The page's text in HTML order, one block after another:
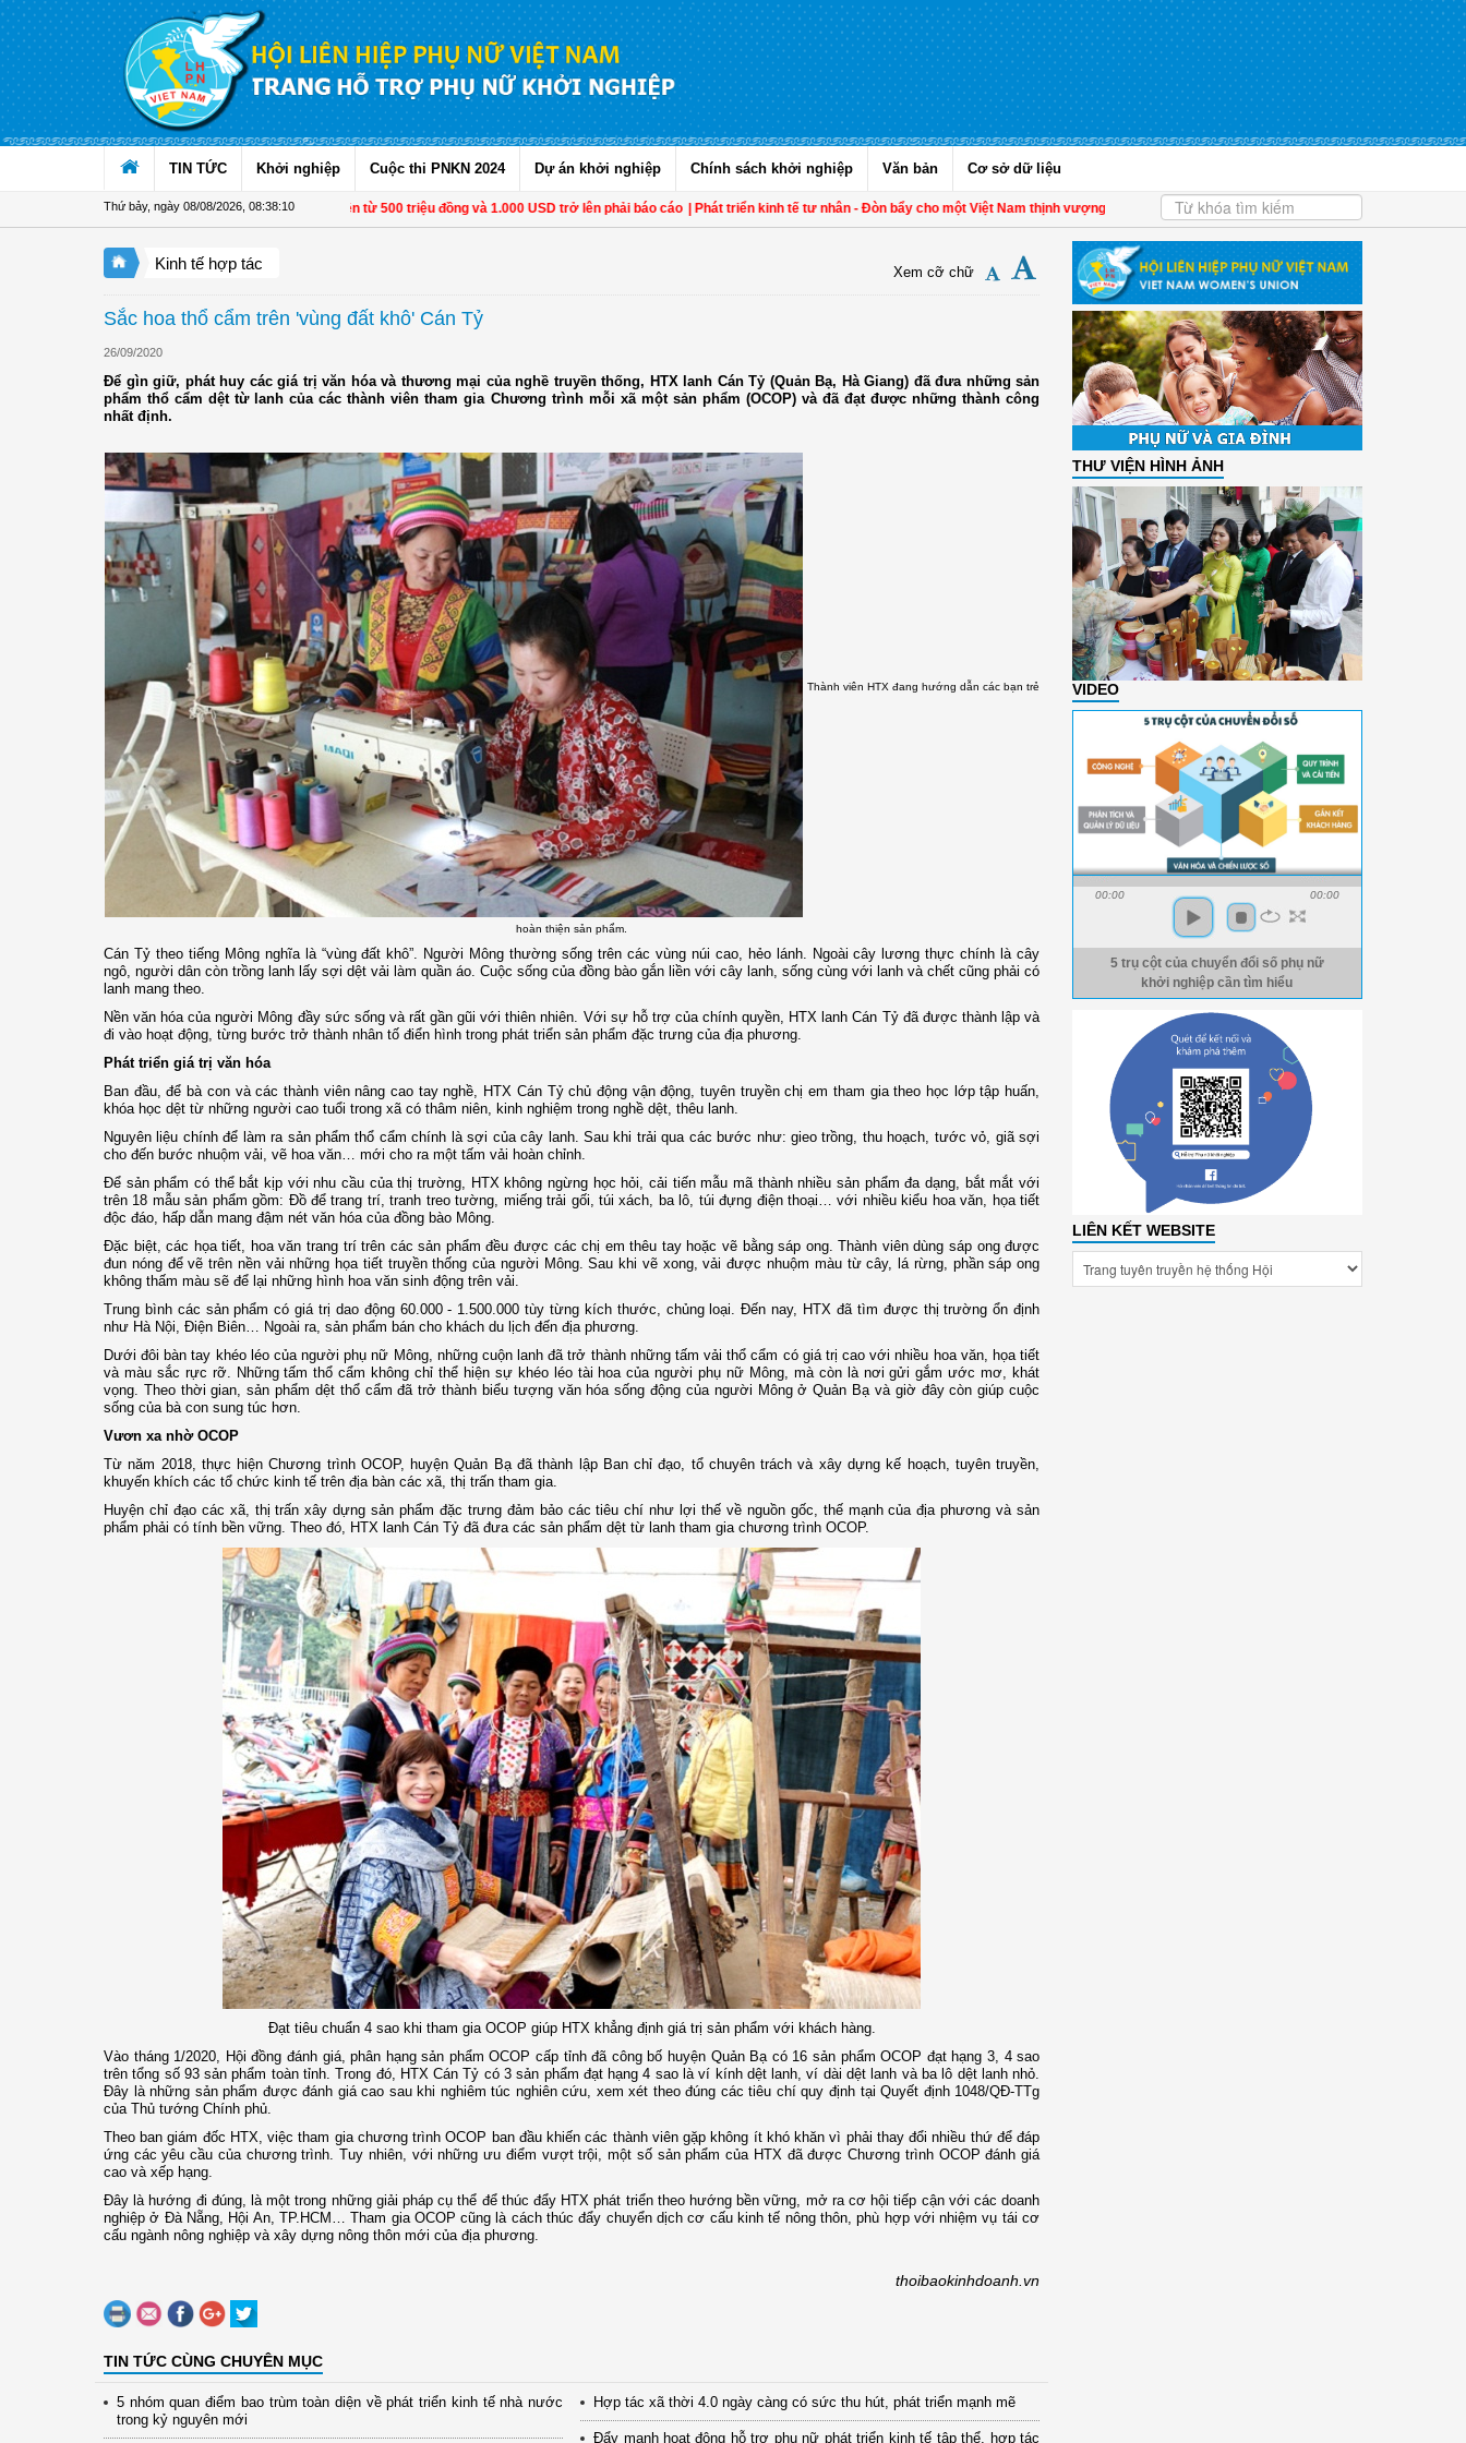
Truy cập nội dung luôn
TIN TỨC Khởi nghiệp Cuộc thi PNKN 2024 Dự án khởi nghiệp Chính sách khởi nghiệp Văn bản Cơ sở dữ liệu
Thứ bảy, ngày 08/08/2026 08:38:11
Từ 1/11, chuyển tiền từ 500 triệu đồng và 1.000 USD trở lên phải báo cáo | Phát triển kinh tế tư nhân - Đòn bẩy cho một Việt Nam thịnh vượng | Hội LHPN tỉnh Kiên Giang biểu dương phụ nữ tiêu biểu trong
Kinh tế hợp tác Xem cỡ chữ
Sắc hoa thổ cẩm trên 'vùng đất khô' Cán Tỷ
26/09/2020
Để gìn giữ, phát huy các giá trị văn hóa và thương mại của nghề truyền thống, HTX lanh Cán Tỷ (Quản Bạ, Hà Giang) đã đưa những sản
phẩm thổ cẩm dệt từ lanh của các thành viên tham gia Chương trình mỗi xã một sản phẩm (OCOP) và đã đạt được những thành công
nhất định.
Thành viên HTX đang hướng dẫn các bạn trẻ
hoàn thiện sản phẩm.
Cán Tỷ theo tiếng Mông nghĩa là “vùng đất khô”. Người Mông thường sống trên các vùng núi cao, hẻo lánh. Ngoài cây lương thực chính là cây
ngô, người dân còn trồng lanh lấy sợi dệt vải làm quần áo. Cuộc sống của đồng bào gắn liền với cây lanh, sống cùng với lanh và chết cũng phải có
lanh mang theo.
Nền văn hóa của người Mông đầy sức sống và rất gần gũi với thiên nhiên. Với sự hỗ trợ của chính quyền, HTX lanh Cán Tỷ đã được thành lập và
đi vào hoạt động, từng bước trở thành nhân tố điển hình trong phát triển sản phẩm đặc trưng của địa phương.
Phát triển giá trị văn hóa
Ban đầu, để bà con và các thành viên nâng cao tay nghề, HTX Cán Tỷ chủ động vận động, tuyên truyền chị em tham gia theo học lớp tập huấn,
khóa học dệt từ những người cao tuổi trong xã có thâm niên, kinh nghiệm trong nghề dệt, thêu lanh.
Nguyên liệu chính để làm ra sản phẩm thổ cẩm chính là sợi của cây lanh. Sau khi trải qua các bước như: gieo trồng, thu hoạch, tước vỏ, giã sợi
cho đến bước nhuộm vải, vẽ hoa văn… mới cho ra một tấm vải hoàn chỉnh.
Để sản phẩm có thể bắt kịp với nhu cầu của thị trường, HTX không ngừng học hỏi, cải tiến mẫu mã thành nhiều sản phẩm đa dạng, bắt mắt với
trên 18 mẫu sản phẩm gồm: Đồ để trang trí, tranh treo tường, miếng trải gối, túi xách, ba lô, túi đựng điện thoại… với nhiều kiểu hoa văn, họa tiết
độc đáo, hấp dẫn mang đậm nét văn hóa của đồng bào Mông.
Đặc biệt, các họa tiết, hoa văn trang trí trên các sản phẩm đều được các chị em thêu tay hoặc vẽ bằng sáp ong. Thành viên dùng sáp ong được
đun nóng để vẽ trên nền vải những họa tiết truyền thống của người Mông. Sau khi vẽ xong, vải được nhuộm màu từ cây, lá rừng, phần sáp ong
không thấm màu sẽ để lại những hình hoa văn sinh động trên vải.
Trung bình các sản phẩm có giá trị dao động 60.000 - 1.500.000 tùy từng kích thước, chủng loại. Đến nay, HTX đã tìm được thị trường ổn định
như Hà Nội, Điện Biên… Ngoài ra, sản phẩm bán cho khách du lịch đến địa phương.
Dưới đôi bàn tay khéo léo của người phụ nữ Mông, những cuộn lanh đã trở thành những tấm vải thổ cẩm có giá trị cao với nhiều hoa văn, họa tiết
và màu sắc rực rỡ. Những tấm thổ cẩm không chỉ thể hiện sự khéo léo tài hoa của người phụ nữ Mông, mà còn là nơi gửi gắm ước mơ, khát
vọng. Theo thời gian, sản phẩm dệt thổ cẩm đã trở thành biểu tượng văn hóa sống động của người Mông ở Quản Bạ và giờ đây còn giúp cuộc
sống của bà con sung túc hơn.
Vươn xa nhờ OCOP
Từ năm 2018, thực hiện Chương trình OCOP, huyện Quản Bạ đã thành lập Ban chỉ đạo, tổ chuyên trách và xây dựng kế hoạch, tuyên truyền,
khuyến khích các tổ chức kinh tế trên địa bàn các xã, thị trấn tham gia.
Huyện chỉ đạo các xã, thị trấn xây dựng sản phẩm đặc trưng đảm bảo các tiêu chí như lợi thế về nguồn gốc, thế mạnh của địa phương và sản
phẩm phải có tính bền vững. Theo đó, HTX lanh Cán Tỷ đã đưa các sản phẩm dệt từ lanh tham gia chương trình OCOP.
Đạt tiêu chuẩn 4 sao khi tham gia OCOP giúp HTX khẳng định giá trị sản phẩm với khách hàng.
Vào tháng 1/2020, Hội đồng đánh giá, phân hạng sản phẩm OCOP cấp tỉnh đã công bố huyện Quản Bạ có 16 sản phẩm OCOP đạt hạng 3, 4 sao
trên tổng số 93 sản phẩm toàn tỉnh. Trong đó, HTX Cán Tỷ có 3 sản phẩm đạt hạng 4 sao là ví kính dệt lanh, ví dài dệt lanh và ba lô dệt lanh nhỏ.
Đây là những sản phẩm được đánh giá cao sau khi nghiêm túc nghiên cứu, xem xét theo đúng các tiêu chí quy định tại Quyết định 1048/QĐ-TTg
của Thủ tướng Chính phủ.
Theo ban giám đốc HTX, việc tham gia chương trình OCOP ban đầu khiến các thành viên gặp không ít khó khăn vì phải thay đổi nhiều thứ để đáp
ứng các yêu cầu của chương trình. Tuy nhiên, với những ưu điểm vượt trội, một số sản phẩm của HTX đã được Chương trình OCOP đánh giá
cao và xếp hạng.
Đây là hướng đi đúng, là một trong những giải pháp cụ thể để thúc đẩy HTX phát triển theo hướng bền vững, mở ra cơ hội tiếp cận với các doanh
nghiệp ở Đà Nẵng, Hội An, TP.HCM… Tham gia OCOP cũng là cách thúc đẩy chuyển dịch cơ cấu kinh tế nông thôn, phù hợp với nhiệm vụ tái cơ
cấu ngành nông nghiệp và xây dựng nông thôn mới của địa phương.
thoibaokinhdoanh.vn
TIN TỨC CÙNG CHUYÊN MỤC
5 nhóm quan điểm bao trùm toàn diện về phát triển kinh tế nhà nước
trong kỷ nguyên mới
Hợp tác xã thời 4.0 ngày càng có sức thu hút, phát triển mạnh mẽ
Đẩy mạnh hoạt động hỗ trợ phụ nữ phát triển kinh tế tập thể, hợp tác
THƯ VIỆN HÌNH ẢNH
VIDEO
00:00 00:00
5 trụ cột của chuyển đổi số phụ nữ
khởi nghiệp cần tìm hiểu
LIÊN KẾT WEBSITE